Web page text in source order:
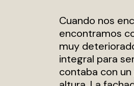
Cuando nos
encontramos
muy
integral para
contaba con